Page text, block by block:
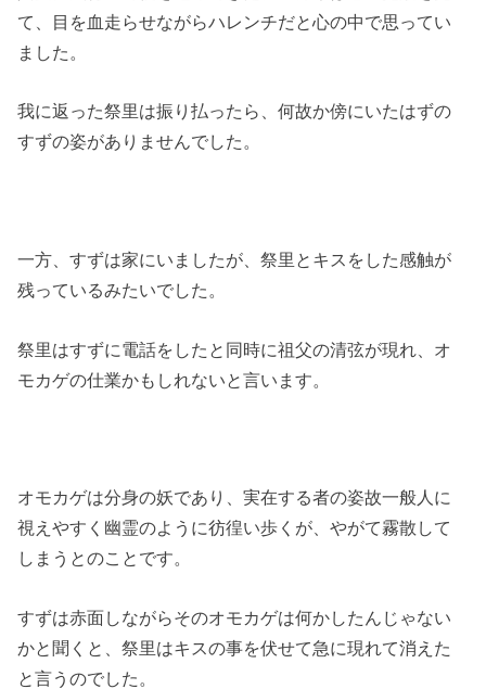
て、目を血走らせながらハレンチだと心の中で思ってい
ました。
我に返った祭里は振り払ったら、何故か傍にいたはずの
すずの姿がありませんでした。
一方、すずは家にいましたが、祭里とキスをした感触が
残っているみたいでした。
祭里はすずに電話をしたと同時に祖父の清弦が現れ、オ
モカゲの仕業かもしれないと言います。
オモカゲは分身の妖であり、実在する者の姿故一般人に
視えやすく幽霊のように彷徨い歩くが、やがて霧散して
しまうとのことです。
すずは赤面しながらそのオモカゲは何かしたんじゃない
かと聞くと、祭里はキスの事を伏せて急に現れて消えた
と言うのでした。